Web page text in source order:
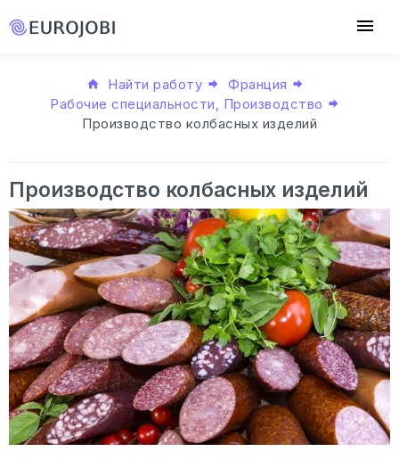
Найти работу
Франция
Рабочие специальности, Производство
Производство колбасных изделий
Производство колбасных изделий